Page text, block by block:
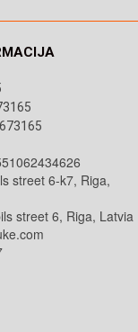
street 6-k7, Riga,
street 6, Riga, Latvia